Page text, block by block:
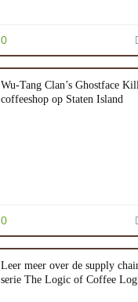
0
Wu-Tang Clan’s Ghostface
coffeeshop op Staten Island
0
Leer meer over de supply
serie The Logic of Coffee